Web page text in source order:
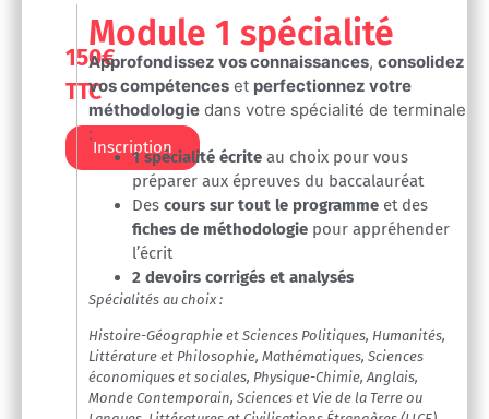
150€
TTC
Inscription
Module 1 spécialité
Approfondissez vos connaissances, consolidez
vos compétences et perfectionnez votre
méthodologie dans votre spécialité de terminale
:
1 spécialité écrite au choix pour vous
préparer aux épreuves du baccalauréat
Des cours sur tout le programme et des
fiches de méthodologie pour appréhender
l’écrit
2 devoirs corrigés et analysés
Spécialités au choix :
Histoire-Géographie et Sciences Politiques, Humanités,
Littérature et Philosophie, Mathématiques, Sciences
économiques et sociales, Physique-Chimie, Anglais,
Monde Contemporain, Sciences et Vie de la Terre ou